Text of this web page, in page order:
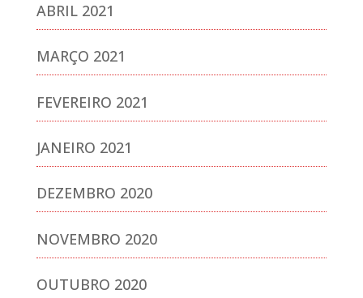
ABRIL 2021
MARÇO 2021
FEVEREIRO 2021
JANEIRO 2021
DEZEMBRO 2020
NOVEMBRO 2020
OUTUBRO 2020